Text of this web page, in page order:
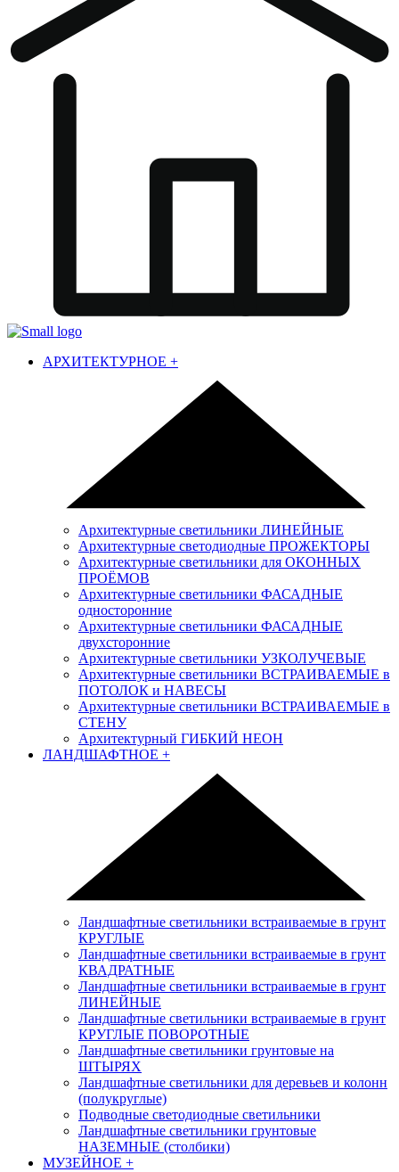
АРХИТЕКТУРНОЕ +
Архитектурные светильники ЛИНЕЙНЫЕ
Архитектурные светодиодные ПРОЖЕКТОРЫ
Архитектурные светильники для ОКОННЫХ
ПРОЁМОВ
Архитектурные светильники ФАСАДНЫЕ
односторонние
Архитектурные светильники ФАСАДНЫЕ
двухсторонние
Архитектурные светильники УЗКОЛУЧЕВЫЕ
Архитектурные светильники ВСТРАИВАЕМЫЕ в
ПОТОЛОК и НАВЕСЫ
Архитектурные светильники ВСТРАИВАЕМЫЕ в
СТЕНУ
Архитектурный ГИБКИЙ НЕОН
ЛАНДШАФТНОЕ +
Ландшафтные светильники встраиваемые в грунт
КРУГЛЫЕ
Ландшафтные светильники встраиваемые в грунт
КВАДРАТНЫЕ
Ландшафтные светильники встраиваемые в грунт
ЛИНЕЙНЫЕ
Ландшафтные светильники встраиваемые в грунт
КРУГЛЫЕ ПОВОРОТНЫЕ
Ландшафтные светильники грунтовые на
ШТЫРЯХ
Ландшафтные светильники для деревьев и колонн
(полукруглые)
Подводные светодиодные светильники
Ландшафтные светильники грунтовые
НАЗЕМНЫЕ (столбики)
МУЗЕЙНОЕ +